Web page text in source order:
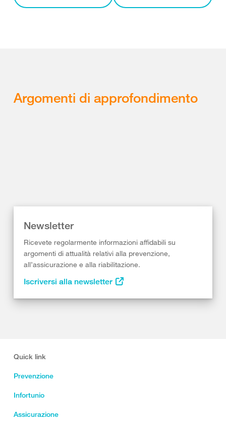
Argomenti di approfondimento
Newsletter
Ricevete regolarmente informazioni affidabili su
argomenti di attualità relativi alla prevenzione,
all’assicurazione e alla riabilitazione.
Iscriversi alla newsletter
Quick link
Prevenzione
Infortunio
Assicurazione